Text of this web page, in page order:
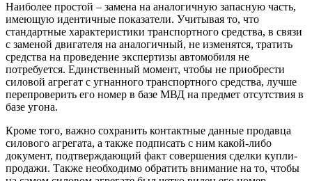
Наиболее простой – замена на аналогичную запасную часть,
имеющую идентичные показатели. Учитывая то, что
стандартные характеристики транспортного средства, в связи
с заменой двигателя на аналогичный, не изменятся, тратить
средства на проведение экспертизы автомобиля не
потребуется. Единственный момент, чтобы не приобрести
силовой агрегат с угнанного транспортного средства, лучше
перепроверить его номер в базе МВД на предмет отсутствия в
базе угона.
Кроме того, важно сохранить контактные данные продавца
силового агрегата, а также подписать с ним какой-либо
документ, подтверждающий факт совершения сделки купли-
продажи. Также необходимо обратить внимание на то, чтобы